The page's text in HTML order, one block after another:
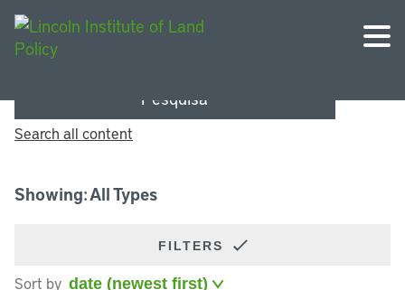
Pesquisa
Search all content
Showing: All Types
FILTERS
Sort by